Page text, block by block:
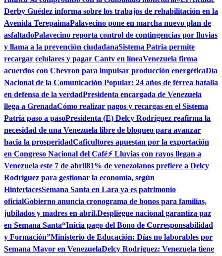
Derby Guédez informa sobre los trabajos de rehabilitación en la
Avenida TerepaimaPalavecino pone en marcha nuevo plan de
asfaltadoPalavecino reporta control de contingencias por lluvias
y llama a la prevención ciudadanaSistema Patria permite
recargar celulares y pagar Cantv en líneaVenezuela firma
acuerdos con Chevron para impulsar producción energéticaDía
Nacional de la Comunicación Popular: 24 años de férrea batalla
en defensa de la verdadPresidenta encargada de Venezuela
llega a GrenadaCómo realizar pagos y recargas en el Sistema
Patria paso a pasoPresidenta (E) Delcy Rodríguez reafirma la
necesidad de una Venezuela libre de bloqueo para avanzar
hacia la prosperidadCaficultores apuestan por la exportación
en Congreso Nacional del Café⚡ Lluvias con rayos llegan a
Venezuela este 7 de abril81% de venezolanos prefiere a Delcy
Rodríguez para gestionar la economía, según
HinterlacesSemana Santa en Lara ya es patrimonio
oficialGobierno anuncia cronograma de bonos para familias,
jubilados y madres en abril.Despliegue nacional garantiza paz
en Semana Santa“Inicia pago del Bono de Corresponsabilidad
y Formación”Ministerio de Educación: Días no laborables por
Semana Mayor en VenezuelaDelcy Rodríguez: Venezuela tiene